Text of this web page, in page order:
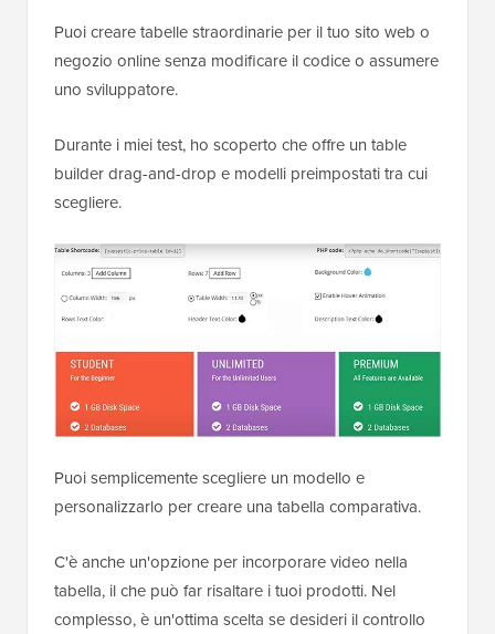
Puoi creare tabelle straordinarie per il tuo sito web o
negozio online senza modificare il codice o assumere
uno sviluppatore.
Durante i miei test, ho scoperto che offre un table
builder drag-and-drop e modelli preimpostati tra cui
scegliere.
Puoi semplicemente scegliere un modello e
personalizzarlo per creare una tabella comparativa.
C'è anche un'opzione per incorporare video nella
tabella, il che può far risaltare i tuoi prodotti. Nel
complesso, è un'ottima scelta se desideri il controllo